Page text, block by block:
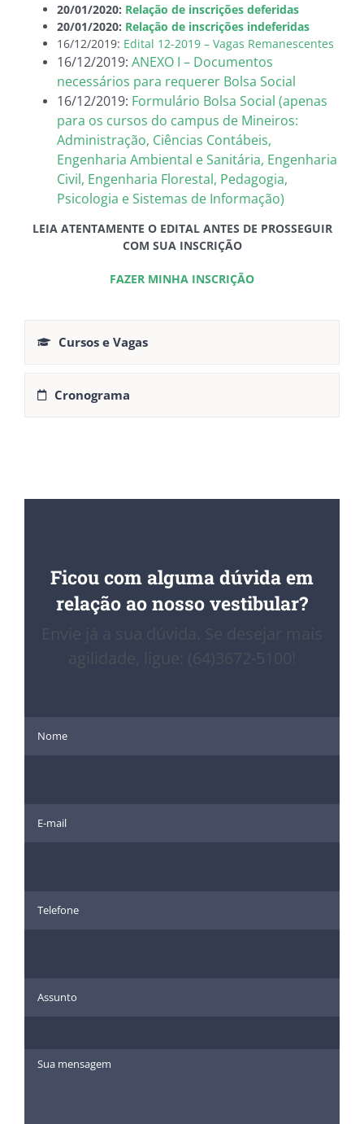
20/01/2020: Relação de inscrições deferidas
20/01/2020: Relação de inscrições indeferidas
16/12/2019: Edital 12-2019 – Vagas Remanescentes
16/12/2019: ANEXO I – Documentos
necessários para requerer Bolsa Social
16/12/2019: Formulário Bolsa Social (apenas
para os cursos do campus de Mineiros:
Administração, Ciências Contábeis,
Engenharia Ambiental e Sanitária, Engenharia
Civil, Engenharia Florestal, Pedagogia,
Psicologia e Sistemas de Informação)
LEIA ATENTAMENTE O EDITAL ANTES DE PROSSEGUIR
COM SUA INSCRIÇÃO
FAZER MINHA INSCRIÇÃO
Cursos e Vagas
Cronograma
Ficou com alguma dúvida em
relação ao nosso vestibular?
Envie já a sua dúvida. Se desejar mais
agilidade, ligue: (64)3672-5100!